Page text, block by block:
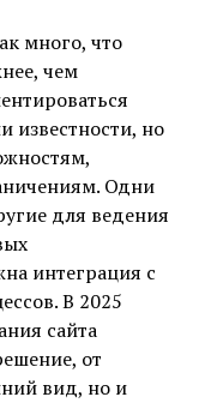
много, что
чем
известности, но
Одни
для ведения
интеграция с
В 2025
сайта
от
вид, но и